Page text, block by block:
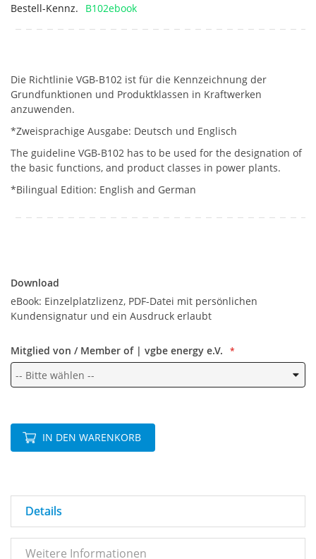
Bestell-Kennz. B102ebook
Die Richtlinie VGB-B102 ist für die Kennzeichnung der
Grundfunktionen und Produktklassen in Kraftwerken
anzuwenden.
*Zweisprachige Ausgabe: Deutsch und Englisch
The guideline VGB-B102 has to be used for the designation of
the basic functions, and product classes in power plants.
*Bilingual Edition: English and German
Download
eBook: Einzelplatzlizenz, PDF-Datei mit persönlichen
Kundensignatur und ein Ausdruck erlaubt
Mitglied von / Member of | vgbe energy e.V.
IN DEN WARENKORB
Details
Weitere Informationen